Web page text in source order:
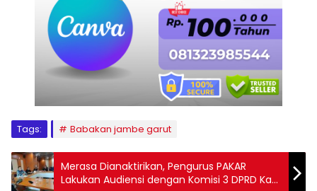
Tags: Babakan jambe garut
Merasa Dianaktirikan, Pengurus PAKAR
Lakukan Audiensi dengan Komisi 3 DPRD Kab